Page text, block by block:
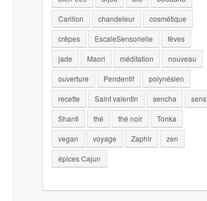
Carillon
chandeleur
cosmétique
crêpes
EscaleSensorielle
fèves
jade
Maori méditation
nouveau
ouverture
Pendentif
polynésien
recette
Saint valentin sencha
sens
Shanti
thé thé noir
Tonka
vegan
voyage Zaphir
zen
épices Cajun